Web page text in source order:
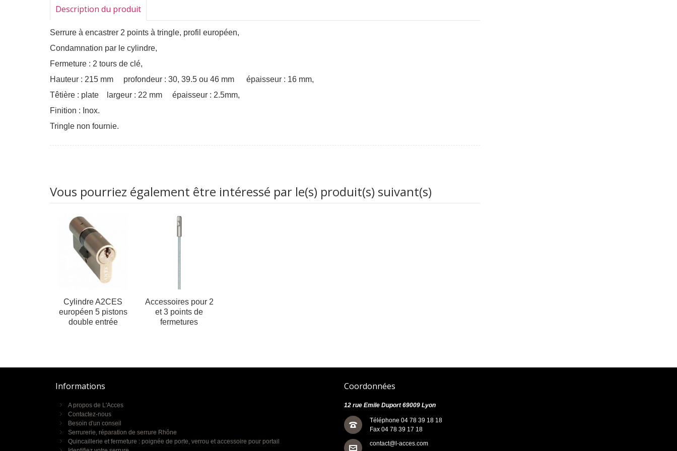
Description du produit
Serrure à encastrer 2 points à tringle, profil européen,
Condamnation par le cylindre,
Fermeture : 2 tours de clé,
Hauteur : 215 mm profondeur : 30, 39.5 ou 46 mm épaisseur : 16 mm,
Têtière : plate largeur : 22 mm épaisseur : 2.5mm,
Finition : Inox.
Tringle non fournie.
Vous pourriez également être intéressé par le(s) produit(s) suivant(s)
Cylindre A2CES
européen 5 pistons
double entrée
Accessoires pour 2
et 3 points de
fermetures
Informations
A propos de L'Acces
Contactez-nous
Besoin d'un conseil
Serrurerie, réparation de serrure Rhône
Quincaillerie et fermeture : poignée de porte, verrou et accessoire pour portail
Coordonnées
12 rue Emile Duport 69009 Lyon
Téléphone 04 78 39 18 18
Fax 04 78 39 17 18
contact@l-acces.com